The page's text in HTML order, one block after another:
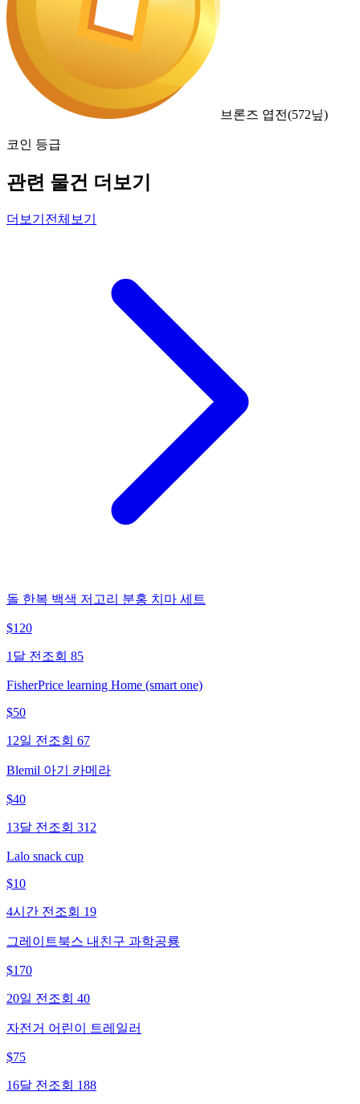
브론즈 엽전(572닢)
코인 등급
관련 물건 더보기
더보기 전체보기
돌 한복 백색 저고리 분홍 치마 세트
$120
1달 전 조회 85
FisherPrice learning Home (smart one)
$50
12일 전 조회 67
Blemil 아기 카메라
$40
13달 전 조회 312
Lalo snack cup
$10
4시간 전 조회 19
그레이트북스 내친구 과학공룡
$170
20일 전 조회 40
자전거 어린이 트레일러
$75
16달 전 조회 188